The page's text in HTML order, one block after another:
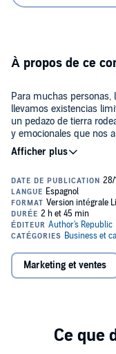
À propos de ce
Para muchas personas,
llevamos existencias
un pedazo de tierra
y emocionales que nos
limitados, incertidumbre
náufragos modernos
historias sumamente
va iniciando en la
descubrir, poco a poco,
sencillos, mismos que,
ignoran.
Todo lo que
nuestra mente y nos
proporcionar las pistas
©2016 Mario Rodrguez
Marketing et ventes